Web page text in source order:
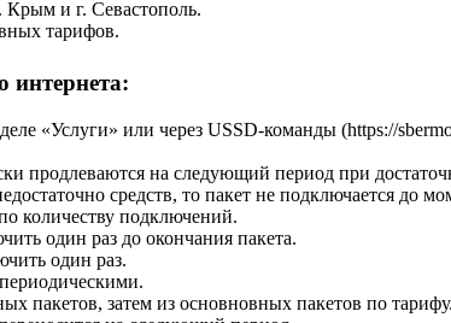
Крым и г. Севастополь.
тарифов.
интернета:
«Услуги» или через USSD-команды (https://
продлеваются на следующий период при
средств, то пакет не подключается до
количеству подключений.
один раз до окончания пакета.
один раз.
пакетов, затем из основновных пакетов по тарифу.